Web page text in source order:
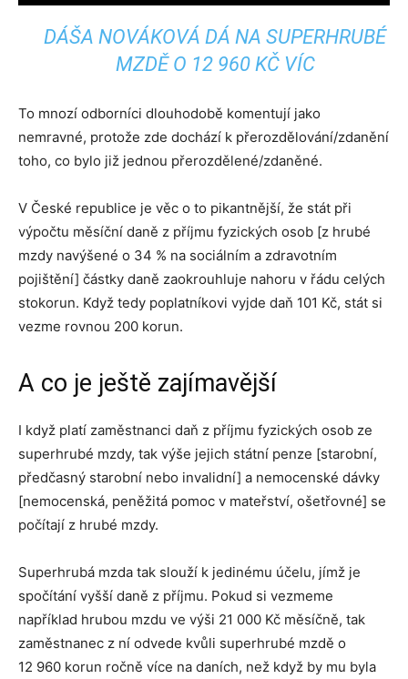
DÁŠA NOVÁKOVÁ DÁ NA SUPERHRUBÉ
MZDĚ O 12 960 KČ VÍC
To mnozí odborníci dlouhodobě komentují jako
nemravné, protože zde dochází k přerozdělování/zdanění
toho, co bylo již jednou přerozdělené/zdaněné.
V České republice je věc o to pikantnější, že stát při
výpočtu měsíční daně z příjmu fyzických osob [z hrubé
mzdy navýšené o 34 % na sociálním a zdravotním
pojištění] částky daně zaokrouhluje nahoru v řádu celých
stokorun. Když tedy poplatníkovi vyjde daň 101 Kč, stát si
vezme rovnou 200 korun.
A co je ještě zajímavější
I když platí zaměstnanci daň z příjmu fyzických osob ze
superhrubé mzdy, tak výše jejich státní penze [starobní,
předčasný starobní nebo invalidní] a nemocenské dávky
[nemocenská, peněžitá pomoc v mateřství, ošetřovné] se
počítají z hrubé mzdy.
Superhrubá mzda tak slouží k jedinému účelu, jímž je
spočítání vyšší daně z příjmu. Pokud si vezmeme
například hrubou mzdu ve výši 21 000 Kč měsíčně, tak
zaměstnanec z ní odvede kvůli superhrubé mzdě o
12 960 korun ročně více na daních, než když by mu byla